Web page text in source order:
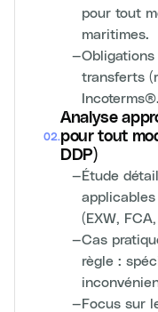
pour tout
maritimes.
—
transferts
Incoterms®.
02.
Analyse
pour tout
DDP)
—Étude
(EXW,
—Cas
règle :
—Focus sur